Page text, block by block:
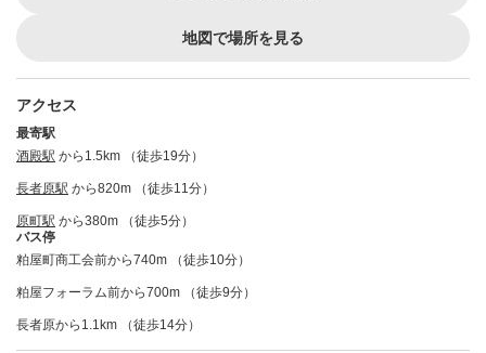
地図で場所を見る
アクセス
最寄駅
酒殿駅 から1.5km （徒歩19分）
長者原駅 から820m （徒歩11分）
原町駅 から380m （徒歩5分）
バス停
粕屋町商工会前から740m （徒歩10分）
粕屋フォーラム前から700m （徒歩9分）
長者原から1.1km （徒歩14分）